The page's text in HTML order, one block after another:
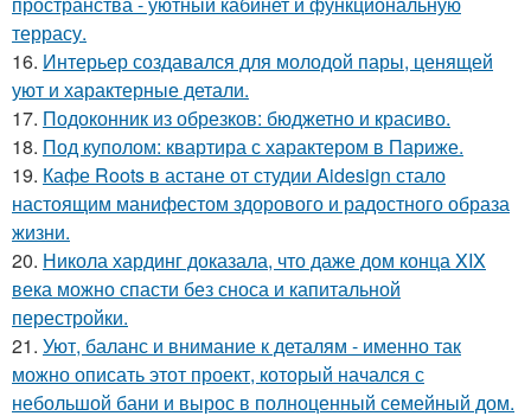
террасу.
16. Интерьер создавался для молодой пары, ценящей
уют и характерные детали.
17. Подоконник из обрезков: бюджетно и красиво.
18. Под куполом: квартира с характером в Париже.
19. Кафе Roots в астане от студии Aidesign стало
настоящим манифестом здорового и радостного образа
жизни.
20. Никола хардинг доказала, что даже дом конца XIX
века можно спасти без сноса и капитальной
перестройки.
21. Уют, баланс и внимание к деталям - именно так
можно описать этот проект, который начался с
небольшой бани и вырос в полноценный семейный дом.